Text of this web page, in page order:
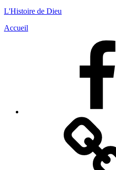
L'Histoire de Dieu
Accueil